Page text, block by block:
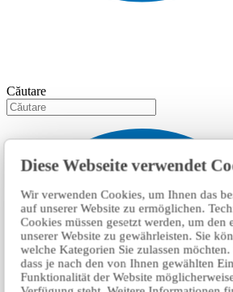
Diese Webseite verwendet
Wir verwenden Cookies, um Ihnen das
auf unserer Website zu ermöglichen.
Cookies müssen gesetzt werden, um den
unserer Website zu gewährleisten. Sie
welche Kategorien Sie zulassen
dass je nach den von Ihnen gewählten
Funktionalität der Website
Căutare